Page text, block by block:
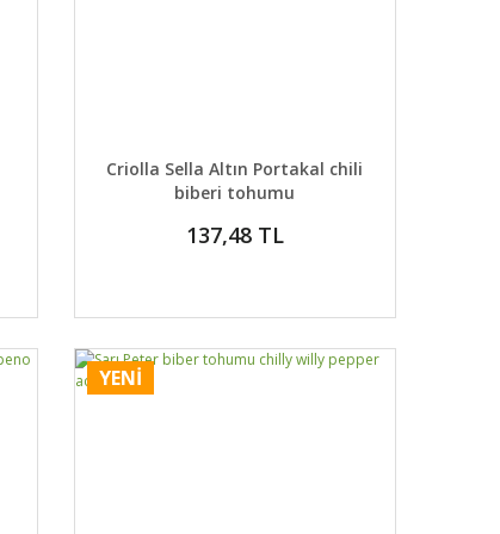
DETAYLAR SEPETE EKLE
Criolla Sella Altın Portakal chili
biberi tohumu
137,48 TL
YENİ